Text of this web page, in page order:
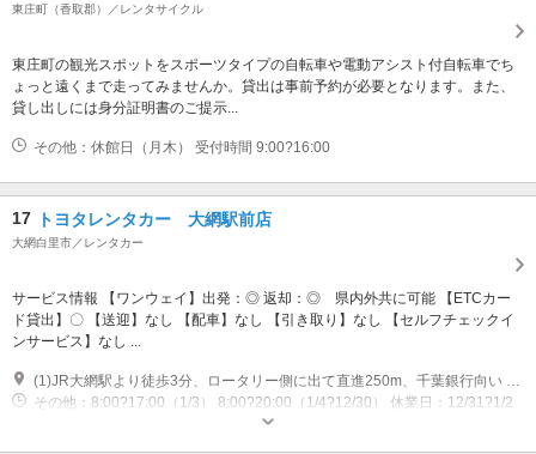
東庄町（香取郡）／レンタサイクル
東庄町の観光スポットをスポーツタイプの自転車や電動アシスト付自転車でち
ょっと遠くまで走ってみませんか。貸出は事前予約が必要となります。また、
貸し出しには身分証明書のご提示...
その他：休館日（月木） 受付時間 9:00?16:00
17 トヨタレンタカー 大網駅前店
大網白里市／レンタカー
サービス情報 【ワンウェイ】出発：◎ 返却：◎ 県内外共に可能 【ETCカー
ド貸出】〇 【送迎】なし 【配車】なし 【引き取り】なし 【セルフチェックイ
ンサービス】なし ...
その他：8:00?17:00（1/3） 8:00?20:00（1/4?12/30） 休業日：12/31?1/2